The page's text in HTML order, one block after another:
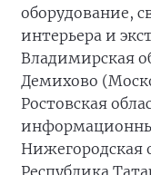
оборудование,
интерьера и
Владимирская
Демихово
Ростовская
Нижегородская
Республика